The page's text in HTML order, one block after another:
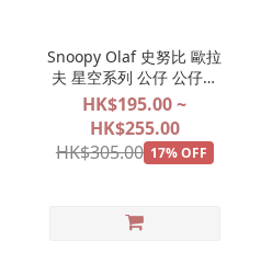
Snoopy Olaf 史努比 歐拉
夫 星空系列 公仔 公仔掛
飾 娃娃玩偶吊飾 【2027
年2月預訂商品】
HK$195.00 ~
HK$255.00
HK$305.00 17% OFF